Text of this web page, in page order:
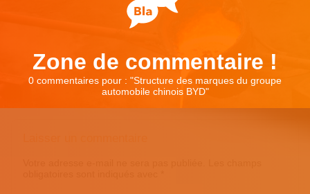
Zone de commentaire !
0 commentaires pour : "Structure des marques du groupe
automobile chinois BYD"